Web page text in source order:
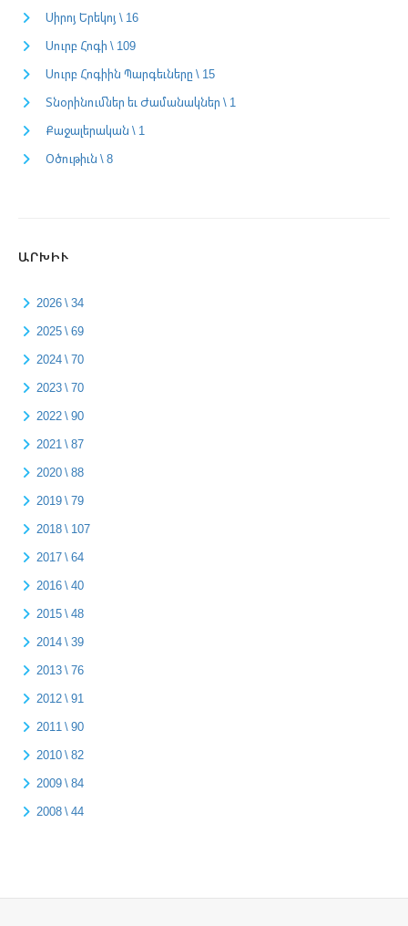
Սիրոյ Երեկոյ \ 16
Սուրբ Հոգի \ 109
Սուրբ Հոգիին Պարգեւները \ 15
Տնօրինումներ եւ Ժամանակներ \ 1
Քաջալերական \ 1
Օծութիւն \ 8
ԱՐԽԻՒ
2026 \ 34
2025 \ 69
2024 \ 70
2023 \ 70
2022 \ 90
2021 \ 87
2020 \ 88
2019 \ 79
2018 \ 107
2017 \ 64
2016 \ 40
2015 \ 48
2014 \ 39
2013 \ 76
2012 \ 91
2011 \ 90
2010 \ 82
2009 \ 84
2008 \ 44